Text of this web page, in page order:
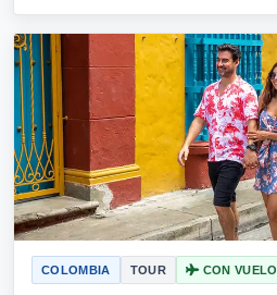
COLOMBIA TOUR CON VUELO